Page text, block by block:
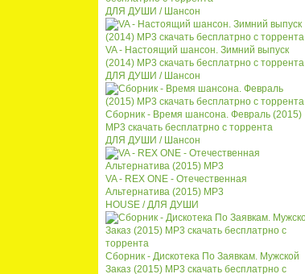
ДЛЯ ДУШИ / Шансон
VA - Настоящий шансон. Зимний выпуск
(2014) MP3 скачать бесплатрно с торрента
ДЛЯ ДУШИ / Шансон
Сборник - Время шансона. Февраль (2015)
MP3 скачать бесплатрно с торрента
ДЛЯ ДУШИ / Шансон
VA - REX ONE - Отечественная
Альтернатива (2015) MP3
HOUSE / ДЛЯ ДУШИ
Сборник - Дискотека По Заявкам. Мужской
Заказ (2015) MP3 скачать бесплатрно с